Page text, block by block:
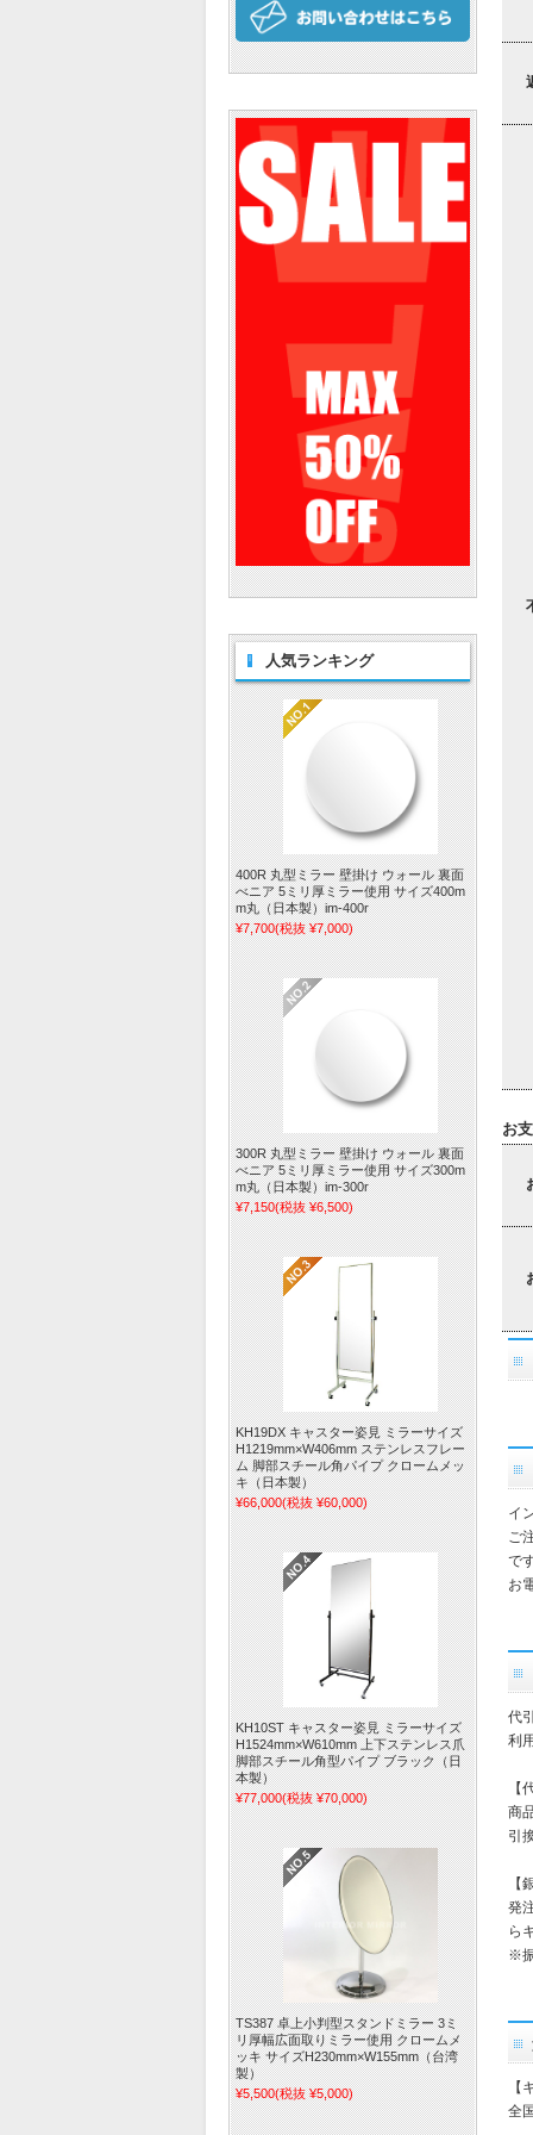
お
イ
ご
で
お
代
利
【
商
引
【
発
ら
※
【
全
人気ランキング
400R 丸型ミラー 壁掛け ウォール 裏面
べニア 5ミリ厚ミラー使用 サイズ400m
m丸（日本製）im-400r
¥7,700(税抜 ¥7,000)
300R 丸型ミラー 壁掛け ウォール 裏面
べニア 5ミリ厚ミラー使用 サイズ300m
m丸（日本製）im-300r
¥7,150(税抜 ¥6,500)
KH19DX キャスター姿見 ミラーサイズ
H1219mm×W406mm ステンレスフレー
ム 脚部スチール角パイプ クロームメッ
キ（日本製）
¥66,000(税抜 ¥60,000)
KH10ST キャスター姿見 ミラーサイズ
H1524mm×W610mm 上下ステンレス爪
脚部スチール角型パイプ ブラック（日
本製）
¥77,000(税抜 ¥70,000)
TS387 卓上小判型スタンドミラー 3ミ
リ厚幅広面取りミラー使用 クロームメ
ッキ サイズH230mm×W155mm（台湾
製）
¥5,500(税抜 ¥5,000)